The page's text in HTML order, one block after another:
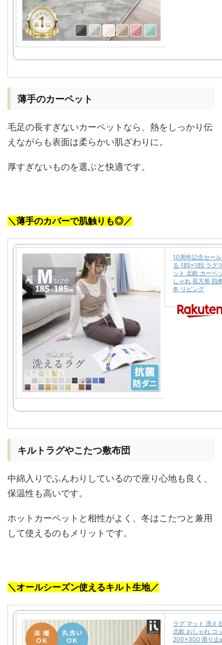
薄手のカーペット
毛足の長すぎないカーペットなら、熱をしっかり伝
えながらも表面は柔らかい肌ざわりに。
厚すぎないものを選ぶと快適です。
＼薄手のカバーで肌触りも◎／
10周年記念セー
る 185×185 ラグ
ット 北欧 カーペ
しゃれ 長方形 四
冬 リビング
キルトラグやこたつ敷布団
中綿入りでふんわりしているので座り心地も良く、
保温性も高いです。
ホットカーペットと相性がよく、冬はこたつと兼用
して使えるのもメリットです。
＼オールシーズン使えるキルト生地／
ラグ マット 洗え
北欧 おしゃれ コ
200×300 滑り止